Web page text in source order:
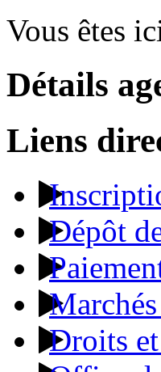
Vous êtes
Détails
Liens
Dépôt
Droits